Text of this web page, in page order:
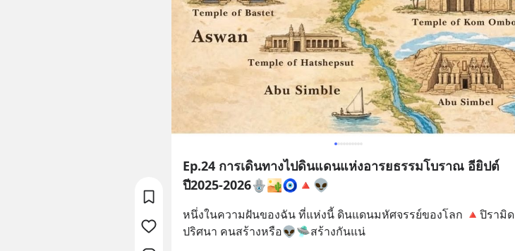
Ep.24 การเดินทางไปดินแดนแห่งอารยธรรมโบราณ อียิปต์
ปี2025-2026🪬🏜️🧿🔺👽
หนึ่งในความฝันของฉัน ที่แห่งนี้ ดินแดนมหัศจรรย์ของโลก 🔺ปิรามิด
ปริศนา คนสร้างหรือ👽🛸สร้างกันแน่